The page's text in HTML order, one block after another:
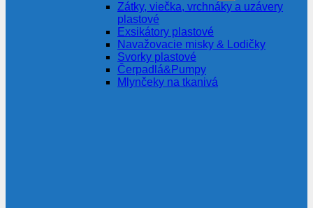
Zátky, viečka, vrchnáky a uzávery
plastové
Exsikátory plastové
Navažovacie misky & Lodičky
Svorky plastové
Čerpadlá&Pumpy
Mlynčeky na tkanivá